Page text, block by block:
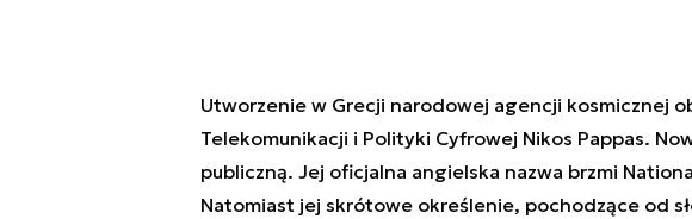
Utworzenie w Grecji narodowej agencji kosmicznej
Telekomunikacji i Polityki Cyfrowej Nikos Pappas.
publiczną. Jej oficjalna angielska nazwa brzmi
Natomiast jej skrótowe określenie, pochodzące od